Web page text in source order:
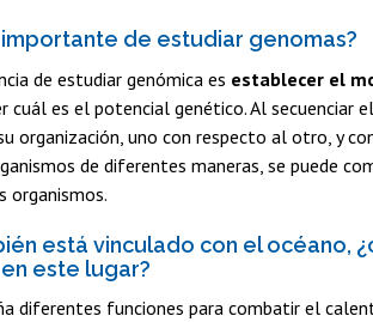
importante de estudiar genomas?
de estudiar genómica es establecer el
cuál es el potencial genético. Al secuenciar
organización, uno con respecto al otro, y
de diferentes maneras, se puede
organismos.
está vinculado con el océano,
este lugar?
diferentes funciones para combatir el